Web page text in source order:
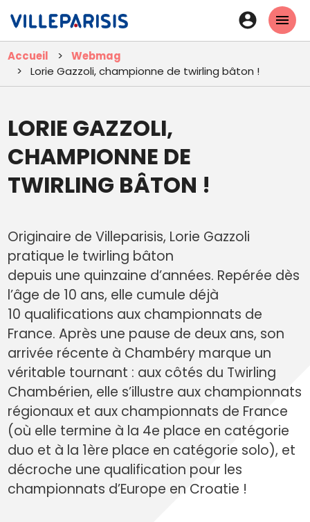
contenu
En-
tête
-
Accueil
Webmag
Lorie Gazzoli, championne de twirling bâton !
LORIE GAZZOLI,
CHAMPIONNE DE
TWIRLING BÂTON !
Originaire de Villeparisis, Lorie Gazzoli
pratique le twirling bâton
depuis une quinzaine d’années. Repérée dès
l’âge de 10 ans, elle cumule déjà
10 qualifications aux championnats de
France. Après une pause de deux ans, son
arrivée récente à Chambéry marque un
véritable tournant : aux côtés du Twirling
Chambérien, elle s’illustre aux championnats
régionaux et aux championnats de France
(où elle termine à la 4e place en catégorie
duo et à la 1ère place en catégorie solo), et
décroche une qualification pour les
championnats d’Europe en Croatie !